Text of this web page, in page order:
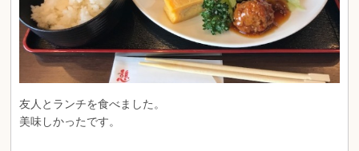
友人とランチを食べました。
美味しかったです。